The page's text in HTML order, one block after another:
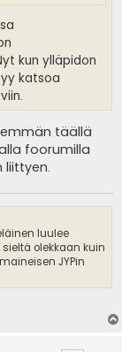
kun ylläpidon
katsoa
täällä
foorumilla
liittyen.
luulee
olekkaan kuin
JYPin